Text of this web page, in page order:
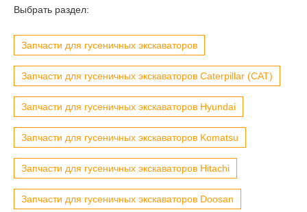
Выбрать раздел:
Запчасти для гусеничных экскаваторов
Запчасти для гусеничных экскаваторов Caterpillar (CAT)
Запчасти для гусеничных экскаваторов Hyundai
Запчасти для гусеничных экскаваторов Komatsu
Запчасти для гусеничных экскаваторов Hitachi
Запчасти для гусеничных экскаваторов Doosan